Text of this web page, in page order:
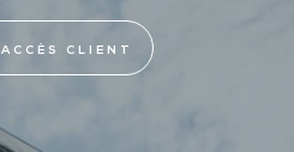
ACCÈS CLIENT